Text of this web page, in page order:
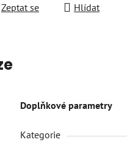
Zeptat se
Hlídat
Doplňkové parametry
Kategorie